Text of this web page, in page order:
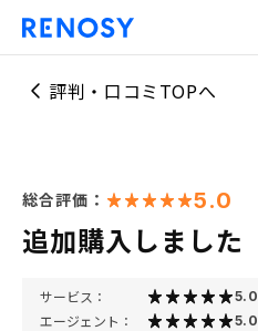
評判・口コミTOPへ
総合評価： 5.0
追加購入しました
サービス： 5.0
エージェント： 5.0